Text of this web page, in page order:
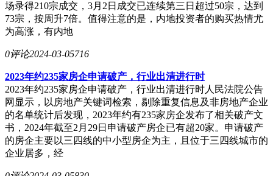
场录得210宗成交，3月2日成交已连续第三日超过50宗，达到
73宗，按周升7倍。值得注意的是，内地投资者的购买热情尤
为高涨，有内地
0评论2024-03-05716
2023年约235家房企申请破产，行业出清进行时
2023年约235家房企申请破产，行业出清进行时人民法院公告
网显示，以房地产关键词检索，剔除重复信息及非房地产企业
的名单统计后发现，2023年约有235家房企发布了相关破产文
书，2024年截至2月29日申请破产房企已有超20家。申请破产
的房企主要以三四线的中小型房企为主，且位于三四线城市的
企业居多，经